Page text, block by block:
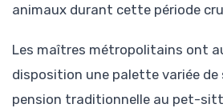
animaux durant cette période
Les maîtres métropolitains ont
disposition une palette variée de
pension traditionnelle au pet-